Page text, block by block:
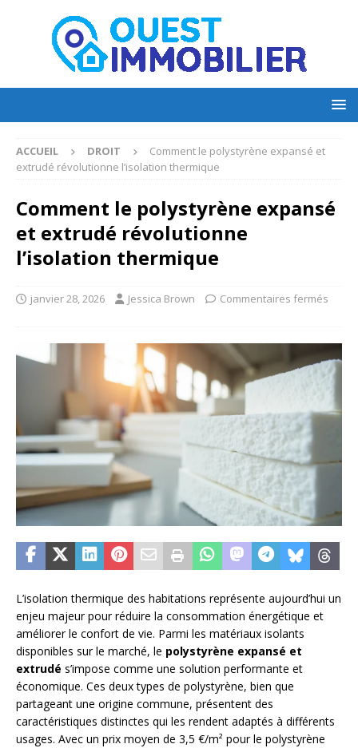
ACCUEIL DROIT
Comment le polystyrène expansé et
extrudé révolutionne l’isolation thermique
Comment le polystyrène expansé
et extrudé révolutionne
l’isolation thermique
janvier 28, 2026 Jessica Brown Commentaires fermés
L’isolation thermique des habitations représente aujourd’hui un
enjeu majeur pour réduire la consommation énergétique et
améliorer le confort de vie. Parmi les matériaux isolants
disponibles sur le marché, le polystyrène expansé et
extrudé s’impose comme une solution performante et
économique. Ces deux types de polystyrène, bien que
partageant une origine commune, présentent des
caractéristiques distinctes qui les rendent adaptés à différents
usages. Avec un prix moyen de 3,5 €/m² pour le polystyrène